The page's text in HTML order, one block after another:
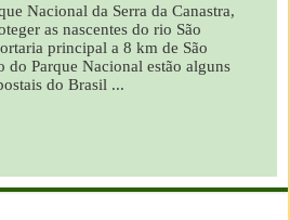
Nacional da Serra da Canastra,
as nascentes do rio São
principal a 8 km de São
do Parque Nacional estão alguns
do Brasil ...